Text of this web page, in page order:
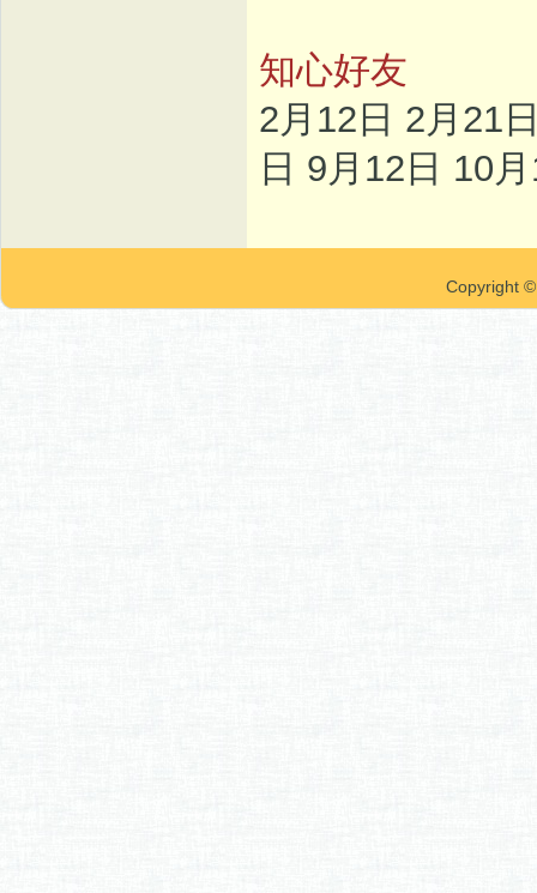
知心好友
2月12日 2月21
日 9月12日 10
Copyright